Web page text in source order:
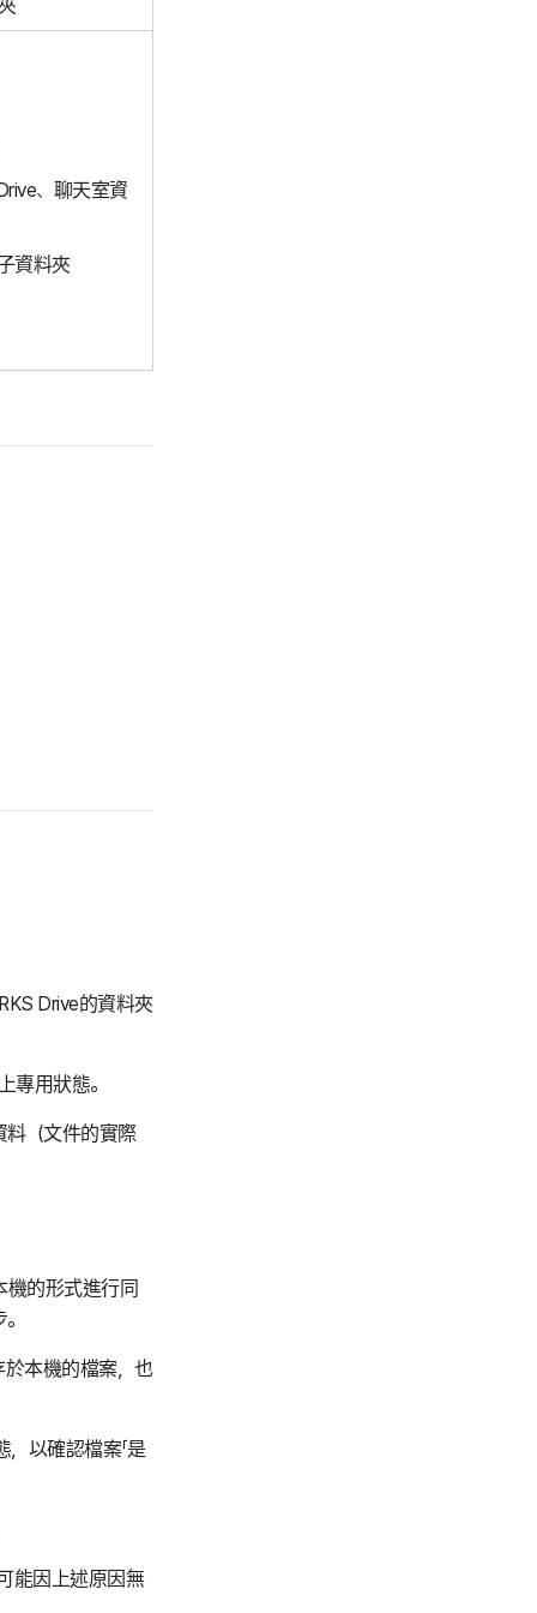
、聊天室資
資料夾
Drive的資料夾
專用狀態。
料（文件的實際
機的形式進行同
於本機的檔案，也
以確認檔案「是
能因上述原因無